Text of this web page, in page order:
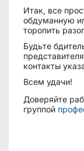
Итак, все
обдуманную
торопить
Будьте
контакты
Всем удачи!
Доверяйте
группой